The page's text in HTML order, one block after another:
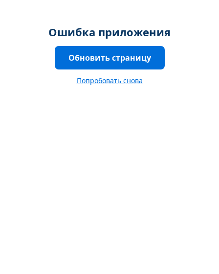
Ошибка приложения
Обновить страницу
Попробовать снова